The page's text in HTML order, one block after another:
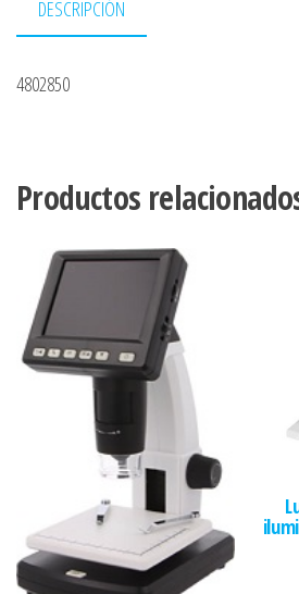
DESCRIPCIÓN
4802850
Productos